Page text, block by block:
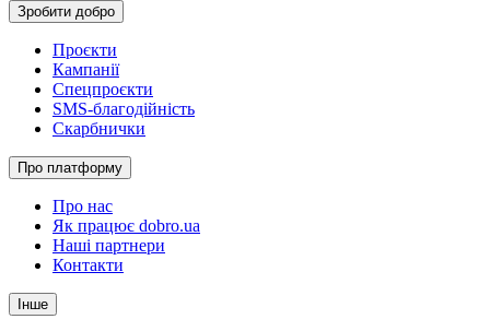
Зробити добро
Проєкти
Кампанії
Спецпроєкти
SMS-благодійність
Скарбнички
Про платформу
Про нас
Як працює dobro.ua
Наші партнери
Контакти
Інше